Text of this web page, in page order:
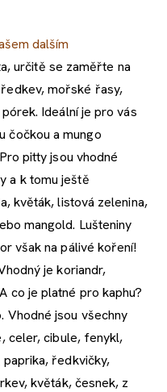
dalším
určitě se zaměřte na
mořské řasy,
Ideální je pro vás
čočkou a mungo
pitty jsou vhodné
a k tomu ještě
květák, listová zelenina,
mangold. Lušteniny
však na pálivé koření!
je koriandr,
co je platné pro kaphu?
Vhodné jsou všechny
celer, cibule, fenykl,
ředkvičky,
květák, česnek, z